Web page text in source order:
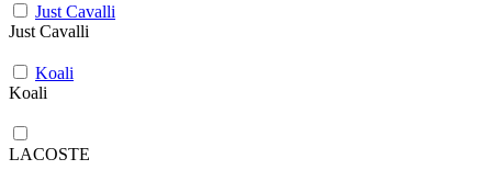
Just Cavalli
Just Cavalli
Koali
Koali
LACOSTE